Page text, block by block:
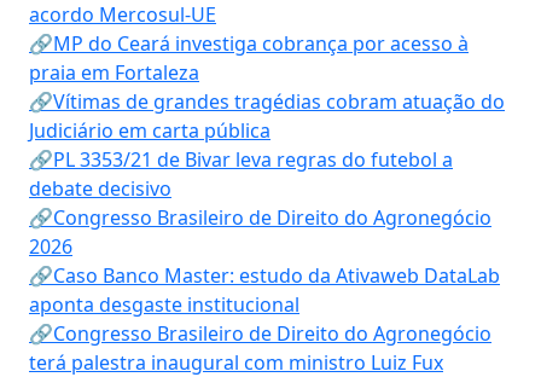
acordo Mercosul-UE
🔗MP do Ceará investiga cobrança por acesso à
praia em Fortaleza
🔗Vítimas de grandes tragédias cobram atuação do
Judiciário em carta pública
🔗PL 3353/21 de Bivar leva regras do futebol a
debate decisivo
🔗Congresso Brasileiro de Direito do Agronegócio
2026
🔗Caso Banco Master: estudo da Ativaweb DataLab
aponta desgaste institucional
🔗Congresso Brasileiro de Direito do Agronegócio
terá palestra inaugural com ministro Luiz Fux